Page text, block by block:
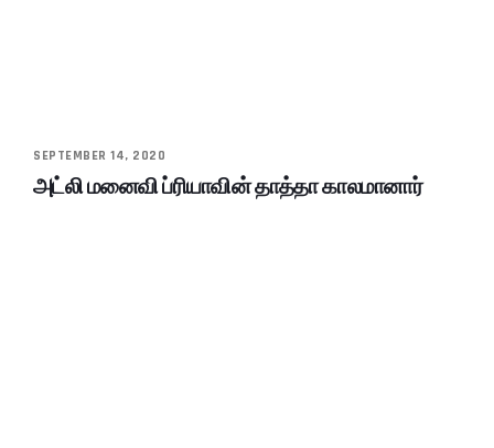
SEPTEMBER 14, 2020
அட்லி மனைவி ப்ரியாவின் தாத்தா காலமானார்